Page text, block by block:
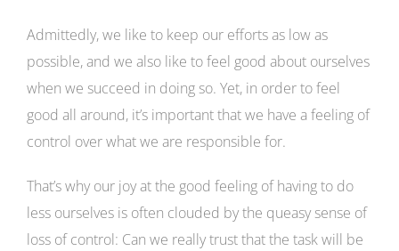
Admittedly, we like to keep our efforts as low as
possible, and we also like to feel good about ourselves
when we succeed in doing so. Yet, in order to feel
good all around, it’s important that we have a feeling of
control over what we are responsible for.
That’s why our joy at the good feeling of having to do
less ourselves is often clouded by the queasy sense of
loss of control: Can we really trust that the task will be